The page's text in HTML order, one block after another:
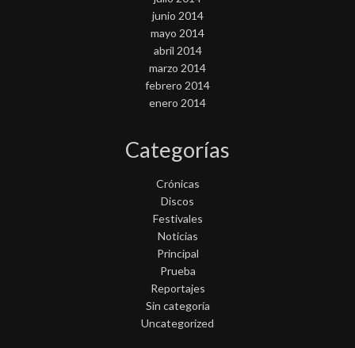
junio 2014
mayo 2014
abril 2014
marzo 2014
febrero 2014
enero 2014
Categorías
Crónicas
Discos
Festivales
Noticias
Principal
Prueba
Reportajes
Sin categoría
Uncategorized